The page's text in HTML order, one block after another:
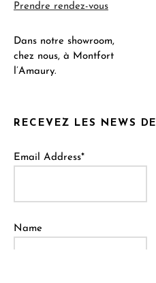
RECEVEZ LES NEWS
Email Address*
Name
Prendre rendez-vous
Dans notre showroom,
chez nous, à Montfort
l’Amaury.